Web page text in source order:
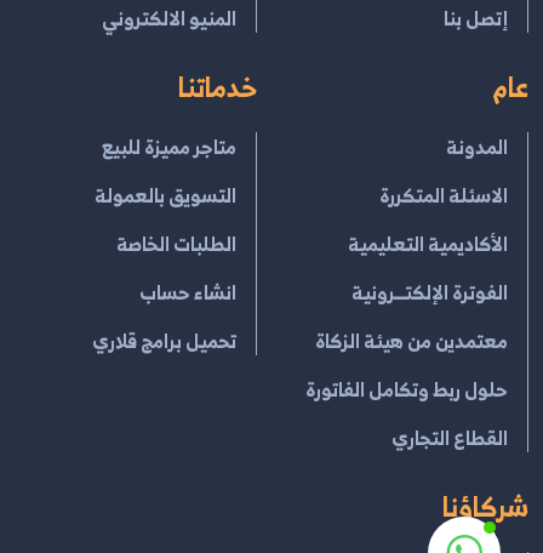
إتصل بنا
المنيو الالكتروني
عام
المدونة
الاسئلة المتكررة
الأكاديمية التعليمية
الفوترة الإلكتــرونية
معتمدين من هيئة الزكاة
حلول ربط وتكامل الفاتورة
القطاع التجاري
خدماتنا
متاجر مميزة للبيع
التسويق بالعمولة
الطلبات الخاصة
انشاء حساب
تحميل برامج قلاري
شركاؤنا